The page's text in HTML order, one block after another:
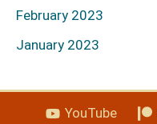
February 2023
January 2023
YouTube